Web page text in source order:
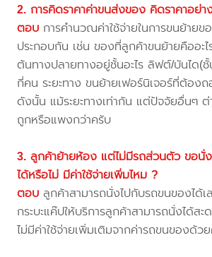
2. การคิดราคาค่าขนส่งของ คิดราคาอย่า
ตอบ การคำนวณค่าใช้จ่ายในการขนย้าย
ประกอบกัน เช่น ของที่ลูกค้าขนย้ายคืออะไ
ต้นทางปลายทางอยู่ชั้นอะไร ลิฟต์/บันได(
กี่คน ระยะทาง ขนย้ายเฟอร์นิเจอร์ที่ต้อง
ดังนั้น แม้ระยะทางเท่ากัน แต่ปัจจัยอื่นๆ ต่
ถูกหรือแพงกว่าครับ
3. ลูกค้าย้ายห้อง แต่ไม่มีรถส่วนตัว ขอนั่
ได้หรือไม่ มีค่าใช้จ่ายเพิ่มไหม ?
ตอบ ลูกค้าสามารถนั่งไปกับรถขนของได้เ
กระบะแค๊ปให้บริการลูกค้าสามารถนั่งได้
ไม่มีค่าใช้จ่ายเพิ่มเติมจากค่ารถขนของด้ว